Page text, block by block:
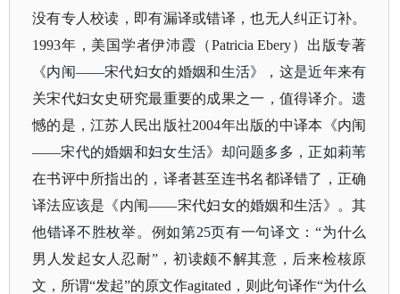
没有专人校读，即有漏译或错译，也无人纠正订补。
1993年，美国学者伊沛霞（Patricia Ebery）出版专著
《内闱——宋代妇女的婚姻和生活》，这是近年来有
关宋代妇女史研究最重要的成果之一，值得译介。遗
憾的是，江苏人民出版社2004年出版的中译本《内闱
——宋代的婚姻和妇女生活》却问题多多，正如莉苇
在书评中所指出的，译者甚至连书名都译错了，正确
译法应该是《内闱——宋代妇女的婚姻和生活》。其
他错译不胜枚举。例如第25页有一句译文：“为什么
男人发起女人忍耐”，初读颇不解其意，后来检核原
文，所谓“发起”的原文作agitated，则此句译作“为什么